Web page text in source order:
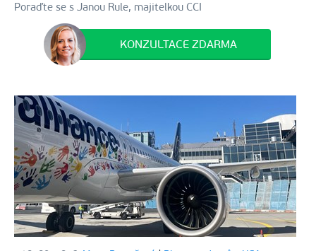
Poraďte se s Janou Rule, majitelkou CCI
KONZULTACE ZDARMA